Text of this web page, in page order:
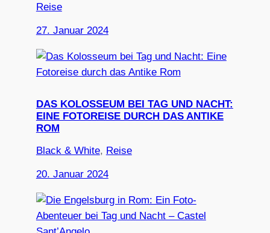
Reise
27. Januar 2024
DAS KOLOSSEUM BEI TAG UND NACHT:
EINE FOTOREISE DURCH DAS ANTIKE
ROM
Black & White, Reise
20. Januar 2024